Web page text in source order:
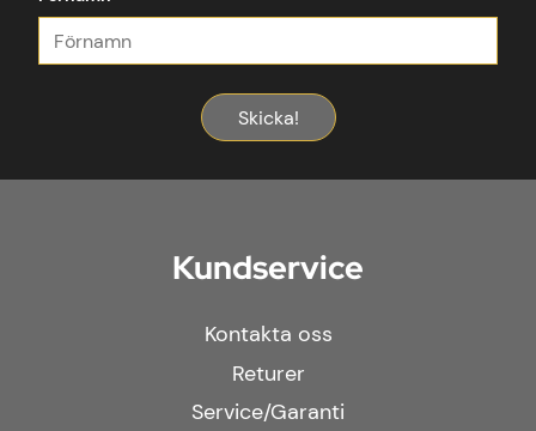
Skicka!
Kundservice
Kontakta oss
Returer
Service/Garanti